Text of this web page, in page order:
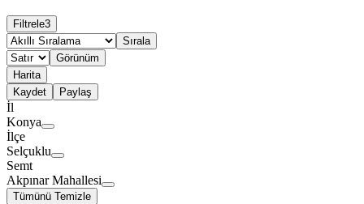
Filtrele3
Sırala
Görünüm
Harita
Kaydet
Paylaş
İl
Konya
İlçe
Selçuklu
Semt
Akpınar Mahallesi
Tümünü Temizle